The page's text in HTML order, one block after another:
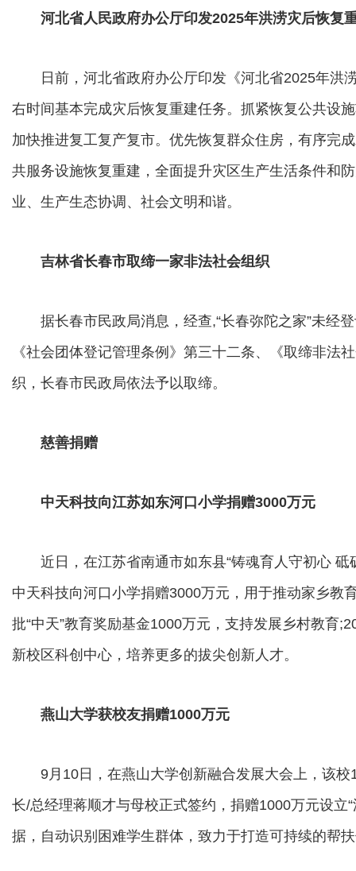
河北省人民政府办公厅印发2025年洪涝灾后恢复
日前，河北省政府办公厅印发《河北省2025年洪
右时间基本完成灾后恢复重建任务。抓紧恢复公共设
加快推进复工复产复市。优先恢复群众住房，有序完
共服务设施恢复重建，全面提升灾区生产生活条件和
业、生产生态协调、社会文明和谐。
吉林省长春市取缔一家非法社会组织
据长春市民政局消息，经查,“长春弥陀之家”未经
《社会团体登记管理条例》第三十二条、《取缔非法
织，长春市民政局依法予以取缔。
慈善捐赠
中天科技向江苏如东河口小学捐赠3000万元
近日，在江苏省南通市如东县“铸魂育人守初心 砥
中天科技向河口小学捐赠3000万元，用于推动家乡教
批“中天”教育奖励基金1000万元，支持发展乡村教育
新校区科创中心，培养更多的拔尖创新人才。
燕山大学获校友捐赠1000万元
9月10日，在燕山大学创新融合发展大会上，该校
长/总经理蒋顺才与母校正式签约，捐赠1000万元设立
据，自动识别困难学生群体，致力于打造可持续的帮